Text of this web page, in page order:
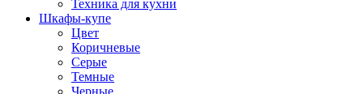
Техника для кухни
Шкафы-купе
Цвет
Коричневые
Серые
Темные
Черные